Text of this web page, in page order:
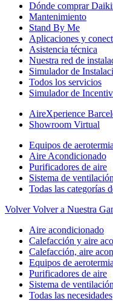
Dónde comprar
Mantenimiento
Stand By Me
Aplicaciones y
Asistencia técnica
Nuestra red de
Simulador de
Todos los servicios
Simulador de
AireXperience
Showroom Virtual
Equipos de aerotermia
Aire Acondicionado
Purificadores de aire
Sistema de ventilación
Todas las categorías
Volver Volver a Nuestra
Aire acondicionado
Calefacción y aire
Calefacción, aire
Equipos de
Purificadores de aire
Sistema de ventilación
Todas las necesidades